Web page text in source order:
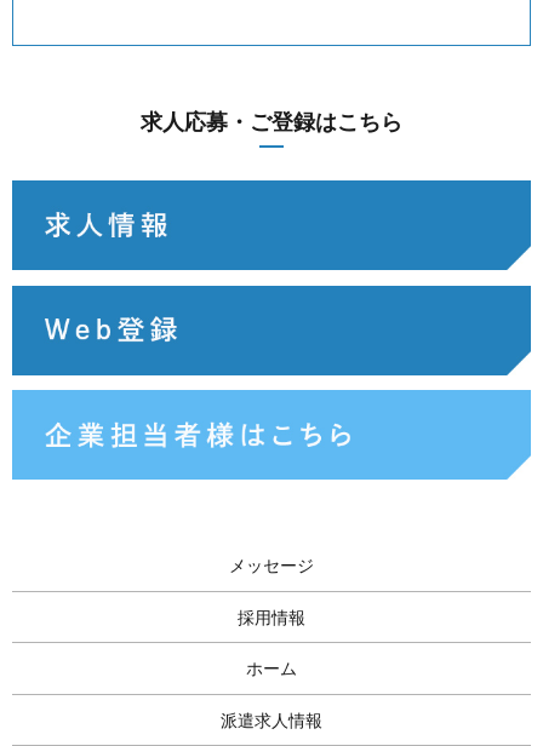
求人応募・ご登録はこちら
メッセージ
採用情報
ホーム
派遣求人情報